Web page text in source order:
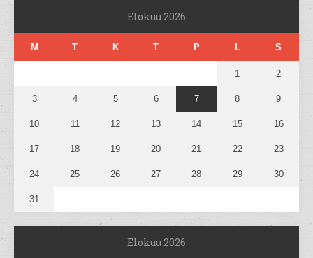
Elokuu 2026
M T K T P L S
1 2
3 4 5 6 7 8 9
10 11 12 13 14 15 16
17 18 19 20 21 22 23
24 25 26 27 28 29 30
31
Elokuu 2026